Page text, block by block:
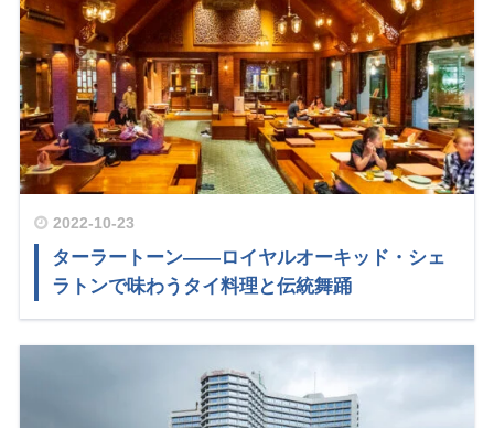
2022-10-23
ターラートーン——ロイヤルオーキッド・シェ
ラトンで味わうタイ料理と伝統舞踊